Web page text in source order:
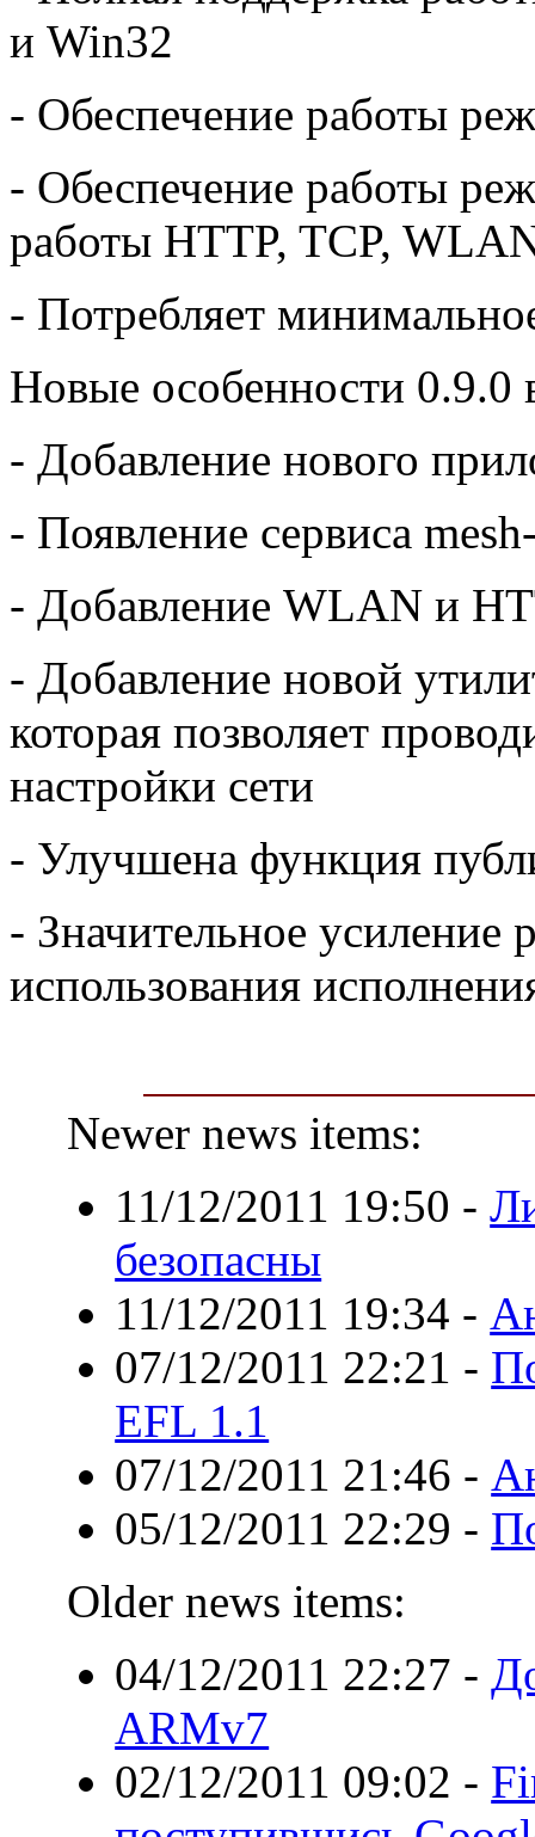
и Win32
- Обеспечение работы
- Обеспечение работы
работы HTTP, TCP,
- Потребляет
Новые особенности 0.9.0
- Добавление нового
- Появление сервиса
- Добавление WLAN и
- Добавление новой
которая позволяет
настройки сети
- Улучшена функция
- Значительное усиление
использования
Newer news items:
11/12/2011 19:50 -
безопасны
11/12/2011 19:34 -
07/12/2011 22:21 -
EFL 1.1
07/12/2011 21:46 -
05/12/2011 22:29 -
Older news items:
04/12/2011 22:27 -
ARMv7
02/12/2011 09:02 -